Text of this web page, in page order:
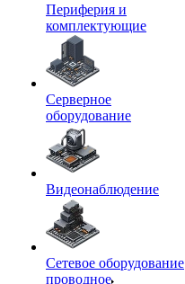
Периферия и
комплектующие
Серверное
оборудование
Видеонаблюдение
Сетевое оборудование
проводное